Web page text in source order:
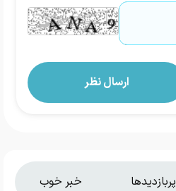
پربازدیدها خبر خوب